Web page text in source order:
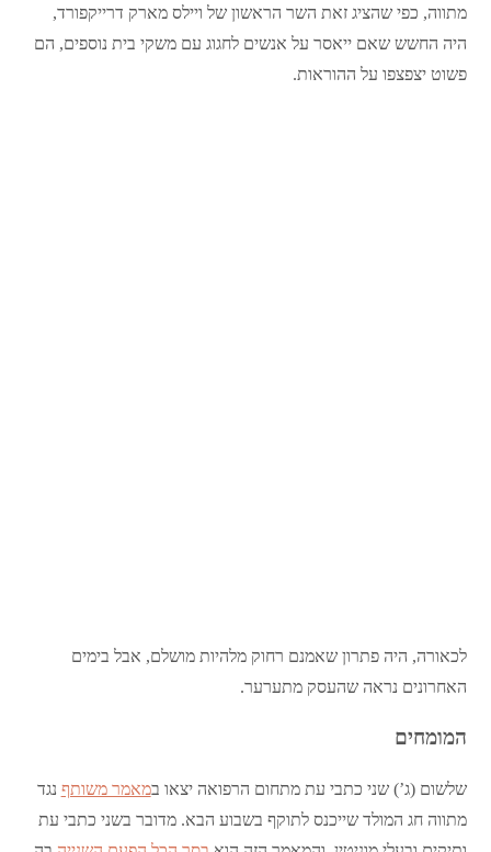
מתווה, כפי שהציג זאת השר הראשון של ויילס מארק דרייקפורד,
היה החשש שאם ייאסר על אנשים לחגוג עם משקי בית נוספים, הם
פשוט יצפצפו על ההוראות.
לכאורה, היה פתרון שאמנם רחוק מלהיות מושלם, אבל בימים
האחרונים נראה שהעסק מתערער.
המומחים
שלשום (ג’) שני כתבי עת מתחום הרפואה יצאו במאמר משותף נגד
מתווה חג המולד שייכנס לתוקף בשבוע הבא. מדובר בשני כתבי עת